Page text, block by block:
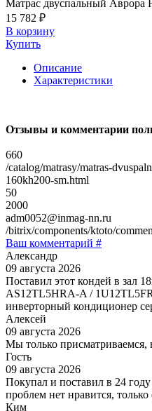
Матрас двуспальный Аврора
15 782 ₽
В корзину
Купить
Описание
Характеристики
Отзывы и комментарии
660
/catalog/matrasy/matras-
160kh200-sm.html
50
2000
adm0052@inmag-nn.ru
/bitrix/components/ktoto/
Ваш комментарий #
Александр
09 августа 2026
Поставил этот кондей в зал
AS12TL5HRA-A /
инверторный кондиционер
Алексей
09 августа 2026
Мы только присматриваемся,
Гость
09 августа 2026
Покупал и поставил в 24
проблем нет нравится,
Ким